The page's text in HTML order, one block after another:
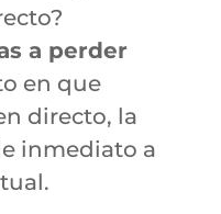
a perder
en que
directo, la
inmediato a